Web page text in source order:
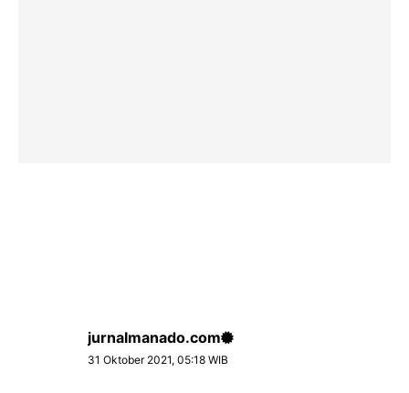
jurnalmanado.com
31 Oktober 2021, 05:18 WIB